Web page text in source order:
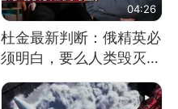
04:26
杜金最新判断：俄精英必
须明白，要么人类毁灭，
要么俄毁灭